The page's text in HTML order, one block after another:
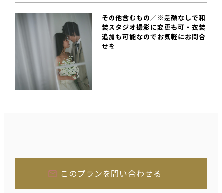
その他含むもの／※差額なしで和
装スタジオ撮影に変更も可・衣装
追加も可能なのでお気軽にお問合
せを
このプランを問い合わせる